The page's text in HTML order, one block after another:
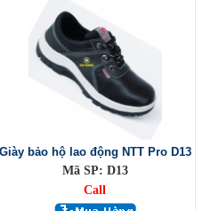
Giày bảo hộ lao động NTT Pro D13
Mã SP: D13
Call